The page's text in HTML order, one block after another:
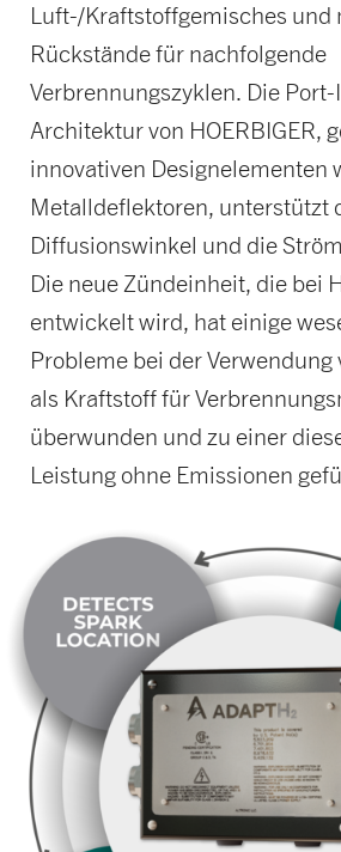
Luft-/Kraftstoffgemisches und
Rückstände für nachfolgende
Verbrennungszyklen. Die
Architektur von HOERBIGER,
innovativen Designelementen
Metalldeflektoren, unterstützt
Diffusionswinkel und die
Die neue Zündeinheit, die bei
entwickelt wird, hat einige
Probleme bei der Verwendung
als Kraftstoff für
überwunden und zu einer
Leistung ohne Emissionen